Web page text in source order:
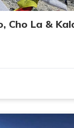
Cho La &